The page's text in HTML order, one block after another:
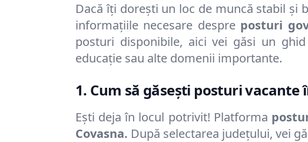
Dacă îți dorești un loc de muncă stabil și
informațiile necesare despre posturi
posturi disponibile, aici vei găsi un
educație sau alte domenii importante.
1. Cum să găsești posturi vacante
Ești deja în locul potrivit! Platforma
Covasna. După selectarea județului, vei